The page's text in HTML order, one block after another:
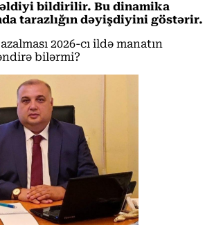
bildirilir. Bu dinamika
tarazlığın dəyişdiyini göstərir.
2026-cı ildə manatın
bilərmi?